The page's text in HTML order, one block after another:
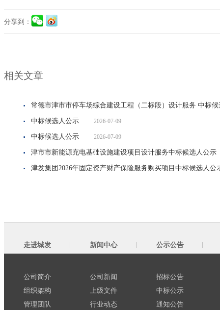
分享到：
相关文章
常德市津市市停车场综合建设工程（二标段）设计服务 中标
中标候选人公示 2026-07-09
中标候选人公示 2026-07-09
津市市新能源充电基础设施建设项目设计服务中标候选人公示
津发集团2026年固定资产财产保险服务购买项目中标候选人公
走进城发
公司简介
组织架构
管理团队
新闻中心
公司新闻
上级文件
行业动态
公示公告
招标公告
中标公示
通知公告